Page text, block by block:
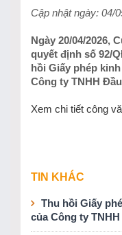
Cập nhật ngày: 04/
Ngày 20/04/2026,
quyết định số 92/
hồi Giấy phép
Công ty TNHH
Xem chi tiết công
TIN KHÁC
Thu hồi Giấy
của Công ty